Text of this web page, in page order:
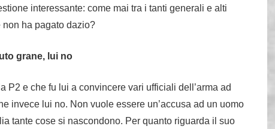
interessante: come mai tra i tanti generali e alti
non ha pagato dazio?
grane, lui no
P2 e che fu lui a convincere vari ufficiali dell’arma ad
invece lui no. Non vuole essere un’accusa ad un uomo
tante cose si nascondono. Per quanto riguarda il suo